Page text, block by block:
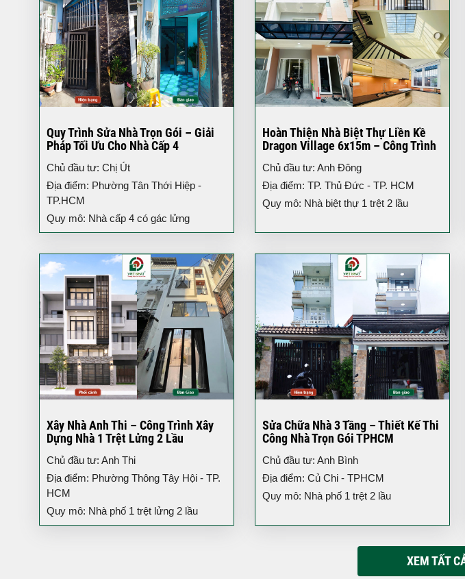
Quy Trình Sửa Nhà Trọn Gói – Giải
Pháp Tối Ưu Cho Nhà Cấp 4
Chủ đầu tư: Chị Út
Địa điểm: Phường Tân Thới Hiệp -
TP.HCM
Quy mô: Nhà cấp 4 có gác lửng
Hoàn Thiện Nhà Biệt Thự Liền Kề
Dragon Village 6x15m – Công Trình
Chủ đầu tư: Anh Đông
Địa điểm: TP. Thủ Đức - TP. HCM
Quy mô: Nhà biệt thự 1 trệt 2 lầu
Xây Nhà Anh Thi – Công Trình Xây
Dựng Nhà 1 Trệt Lửng 2 Lầu
Chủ đầu tư: Anh Thi
Địa điểm: Phường Thông Tây Hội - TP.
HCM
Quy mô: Nhà phố 1 trệt lửng 2 lầu
Sửa Chữa Nhà 3 Tầng – Thiết Kế Thi
Công Nhà Trọn Gói TPHCM
Chủ đầu tư: Anh Bình
Địa điểm: Củ Chi - TPHCM
Quy mô: Nhà phố 1 trệt 2 lầu
XEM TẤT